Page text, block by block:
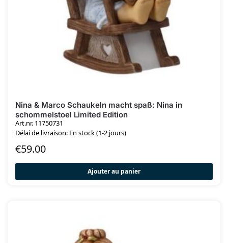
Nina & Marco Schaukeln macht spaß: Nina in
schommelstoel Limited Edition
Art.nr. 11750731
Délai de livraison: En stock (1-2 jours)
€59.00
Ajouter au panier